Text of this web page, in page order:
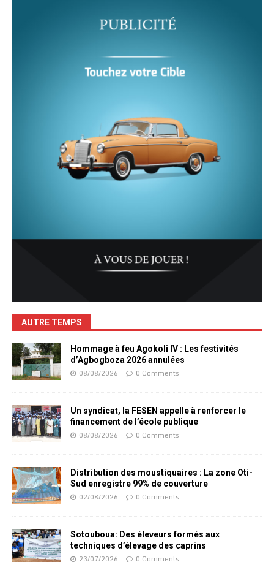
AUTRE TEMPS
Hommage à feu Agokoli IV : Les festivités
d’Agbogboza 2026 annulées
08/08/2026 0 Comments
Un syndicat, la FESEN appelle à renforcer le
financement de l’école publique
08/08/2026 0 Comments
Distribution des moustiquaires : La zone Oti-
Sud enregistre 99% de couverture
02/08/2026 0 Comments
Sotouboua: Des éleveurs formés aux
techniques d’élevage des caprins
23/07/2026 0 Comments